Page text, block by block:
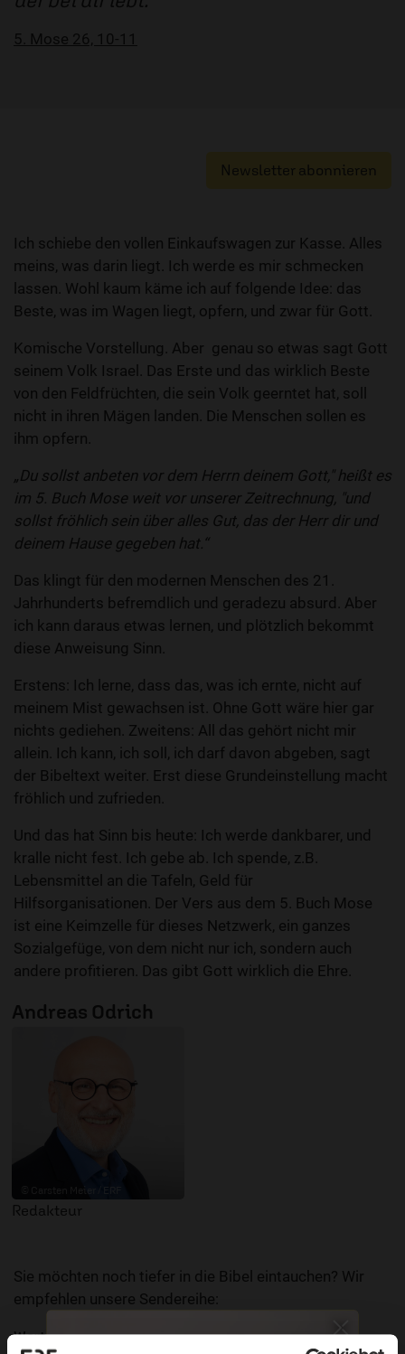
5. Mose 26, 10-11
Newsletter abonnieren
Ich schiebe den vollen Einkaufswagen zur Kasse. Alles
meins, was darin liegt. Ich werde es mir schmecken
lassen. Wohl kaum käme ich auf folgende Idee: das
Beste, was im Wagen liegt, opfern, und zwar für Gott.
Komische Vorstellung. Aber genau so etwas sagt Gott
seinem Volk Israel. Das Erste und das wirklich Beste
von den Feldfrüchten, die sein Volk geerntet hat, soll
nicht in ihren Mägen landen. Die Menschen sollen es
ihm opfern.
„Du sollst anbeten vor dem Herrn deinem Gott," heißt es
im 5. Buch Mose weit vor unserer Zeitrechnung, "und
sollst fröhlich sein über alles Gut, das der Herr dir und
deinem Hause gegeben hat.“
Das klingt für den modernen Menschen des 21.
Jahrhunderts befremdlich und geradezu absurd. Aber
ich kann daraus etwas lernen, und plötzlich bekommt
diese Anweisung Sinn.
Erstens: Ich lerne, dass das, was ich ernte, nicht auf
meinem Mist gewachsen ist. Ohne Gott wäre hier gar
nichts gediehen. Zweitens: All das gehört nicht mir
allein. Ich kann, ich soll, ich darf davon abgeben, sagt
der Bibeltext weiter. Erst diese Grundeinstellung macht
fröhlich und zufrieden.
Und das hat Sinn bis heute: Ich werde dankbarer, und
kralle nicht fest. Ich gebe ab. Ich spende, z.B.
Lebensmittel an die Tafeln, Geld für
Hilfsorganisationen. Der Vers aus dem 5. Buch Mose
ist eine Keimzelle für dieses Netzwerk, ein ganzes
Sozialgefüge, von dem nicht nur ich, sondern auch
andere profitieren. Das gibt Gott wirklich die Ehre.
Andreas Odrich
Redakteur
Sie möchten noch tiefer in die Bibel eintauchen? Wir
empfehlen unsere Sendereihe:
Wort zum Tag